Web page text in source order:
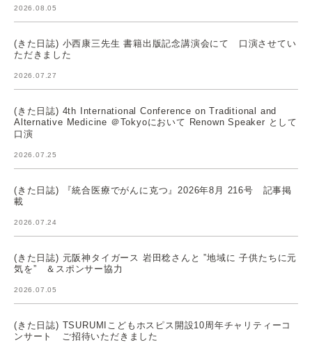
2026.08.05
(きた日誌) 小西康三先生 書籍出版記念講演会にて 口演させてい
ただきました
2026.07.27
(きた日誌) 4th International Conference on Traditional and
Alternative Medicine ＠Tokyoにおいて Renown Speaker として
口演
2026.07.25
(きた日誌) 『統合医療でがんに克つ』2026年8月 216号 記事掲
載
2026.07.24
(きた日誌) 元阪神タイガース 岩田稔さんと ”地域に 子供たちに元
気を” ＆スポンサー協力
2026.07.05
(きた日誌) TSURUMIこどもホスピス開設10周年チャリティーコ
ンサート ご招待いただきました